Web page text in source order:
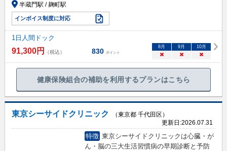
半蔵門駅 / 麹町駅
インボイス制度に対応
1日人間ドック
91,300円 （税込） 830 ポイント
8 月 9 月 10月
× × ×
健康保険組合の補助を利用するプランはこちら
東京シーサイドクリニック
（東京都 千代田区）
更新日:2026.07.31
特徴 東京シーサイドクリニックは心臓・が
ん・脳の三大生活習慣病の早期診断と予防